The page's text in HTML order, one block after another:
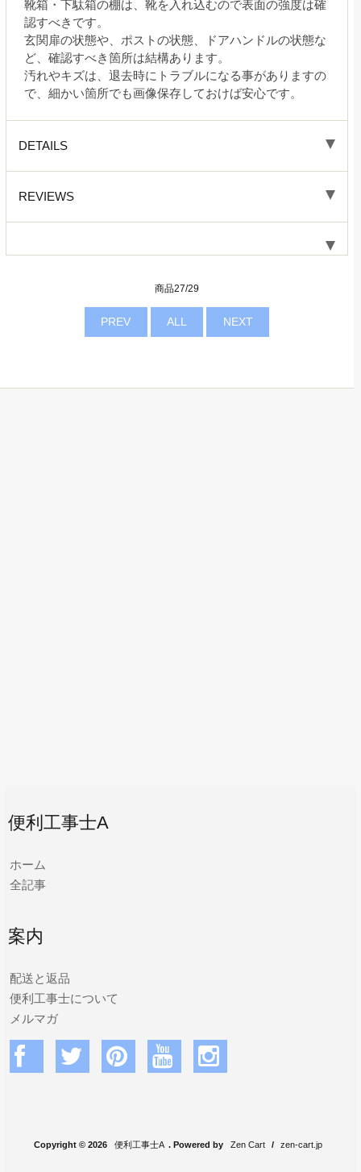
靴箱・下駄箱の棚は、靴を入れ込むので表面の強度は確
認すべきです。
玄関扉の状態や、ポストの状態、ドアハンドルの状態な
ど、確認すべき箇所は結構あります。
汚れやキズは、退去時にトラブルになる事がありますの
で、細かい箇所でも画像保存しておけば安心です。
DETAILS
REVIEWS
商品27/29
PREV ALL NEXT
便利工事士A
ホーム
全記事
案内
配送と返品
便利工事士について
メルマガ
Copyright © 2026 便利工事士A . Powered by Zen Cart / zen-cart.jp